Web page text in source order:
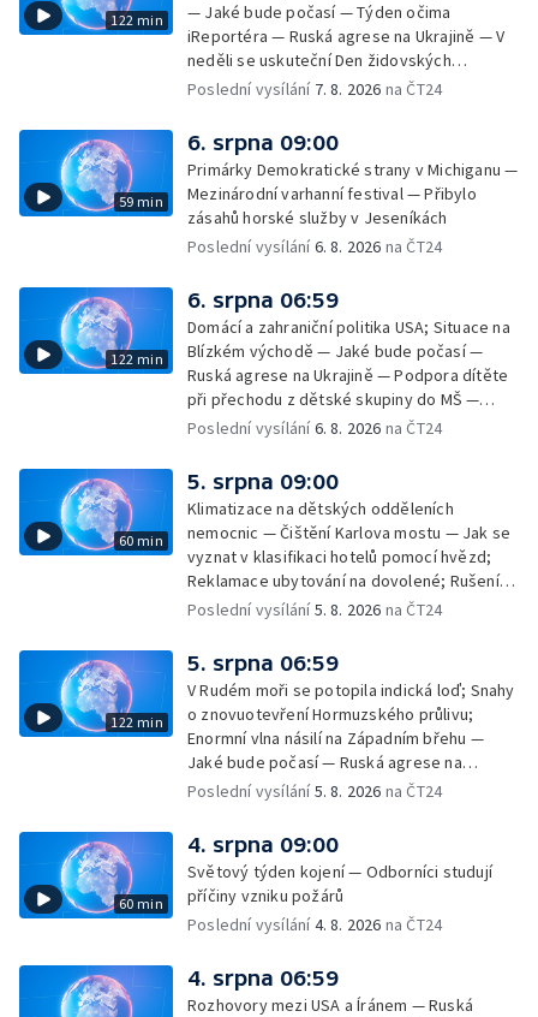
122 min
— Jaké bude počasí — Týden očima
iReportéra — Ruská agrese na Ukrajině — V
neděli se uskuteční Den židovských
památek — Vila Tugendhat slaví 25 let na
atletice 2026 — Výzkum: epidemie digitálních
závislostí je mýtus — Demolice vyhořelé
výškové budovy ve Zlíně
Poslední vysílání 7. 8. 2026 na ČT24
59 min
6. srpna 09:00
Primárky Demokratické strany v Michiganu —
Mezinárodní varhanní festival — Přibylo
zásahů horské služby v Jeseníkách
Poslední vysílání6. 8. 2026 na ČT24
122 min
6. srpna 06:59
Domácí a zahraniční politika USA; Situace na
Blízkém východě — Jaké bude počasí —
Ruská agrese na Ukrajině — Podpora dítěte
při přechodu z dětské skupiny do MŠ —
Filmové premiéry týdne — Dvě deci tuše v
rakovinu prsu
Poslední vysílání6. 8. 2026 na ČT24
60 min
5. srpna 09:00
Klimatizace na dětských odděleních
nemocnic — Čištění Karlova mostu — Jak se
vyznat v klasifikaci hotelů pomocí hvězd;
Reklamace ubytování na dovolené; Rušení
dovolené kvůli přírodním živlům; Práva
na dovolené v zahraničí; Platby a výběry na
dovolené v zahraničí — Těžba léčivé rašeliny
u Malé Morávky
Poslední vysílání5. 8. 2026 na ČT24
122 min
5. srpna 06:59
V Rudém moři se potopila indická loď; Snahy
o znovuotevření Hormuzského průlivu;
Enormní vlna násilí na Západním břehu —
Jaké bude počasí — Ruská agrese na
Ukrajině — Vliv veder na lidské orgány — Při
— Třem obcím na Brněnsku dočasně došla
pitná voda — SP v orientačním běhu v Česku
— Horko a požáry sužují Evropu — Rybářský
příměstský tábor
Poslední vysílání5. 8. 2026 na ČT24
60 min
4. srpna 09:00
Světový týden kojení — Odborníci studují
příčiny vzniku požárů
Poslední vysílání4. 8. 2026 na ČT24
4. srpna 06:59
Rozhovory mezi USA a Íránem — Ruská